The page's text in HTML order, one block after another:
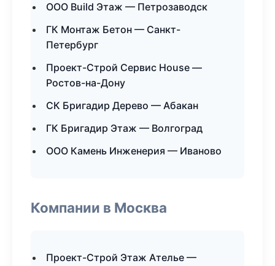
ООО Build Этаж — Петрозаводск
ГК Монтаж Бетон — Санкт-
Петербург
Проект-Строй Сервис House —
Ростов-на-Дону
СК Бригадир Дерево — Абакан
ГК Бригадир Этаж — Волгоград
ООО Камень Инженерия — Иваново
Компании в Москва
Проект-Строй Этаж Ателье —